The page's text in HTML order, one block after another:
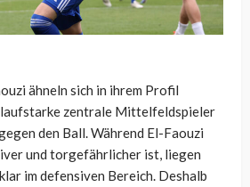
ähneln sich in ihrem Profil
laufstarke zentrale Mittelfeldspieler
den Ball. Während El-Faouzi
und torgefährlicher ist, liegen
im defensiven Bereich. Deshalb